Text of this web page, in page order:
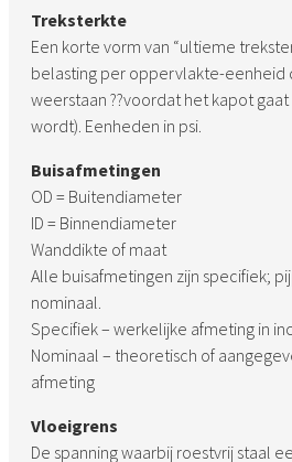
Treksterkte
Een korte vorm van “ultieme
belasting per oppervlakte-eenheid
weerstaan ??voordat het kapot
wordt). Eenheden in psi.
Buisafmetingen
OD = Buitendiameter
ID = Binnendiameter
Wanddikte of maat
Alle buisafmetingen zijn specifiek;
nominaal.
Specifiek – werkelijke afmeting in
Nominaal – theoretisch of
afmeting
Vloeigrens
De spanning waarbij roestvrij staal